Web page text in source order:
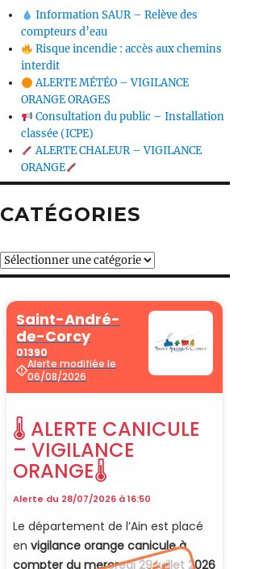
Information SAUR – Relève des
compteurs d’eau
Risque incendie : accès aux chemins
interdit
ALERTE MÉTÉO – VIGILANCE
ORANGE ORAGES
Consultation du public – Installation
classée (ICPE)
ALERTE CHALEUR – VIGILANCE
ORANGE
CATÉGORIES
Catégories